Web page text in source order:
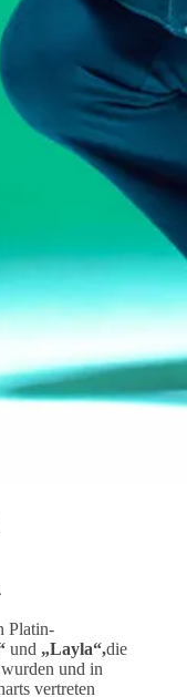
Platin-
und „Layla“,die
und in
vertreten